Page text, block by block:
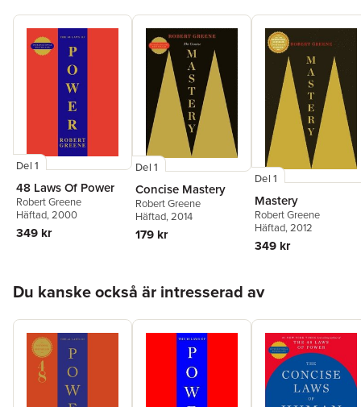
Del 1
48 Laws Of Power
Robert Greene
Häftad, 2000
349 kr
Del 1
Concise Mastery
Robert Greene
Häftad, 2014
179 kr
Del 1
Mastery
Robert Greene
Häftad, 2012
349 kr
Du kanske också är intresserad av